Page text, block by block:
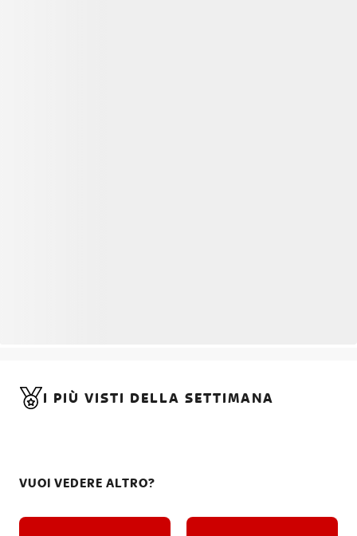
I PIÙ VISTI DELLA SETTIMANA
VUOI VEDERE ALTRO?